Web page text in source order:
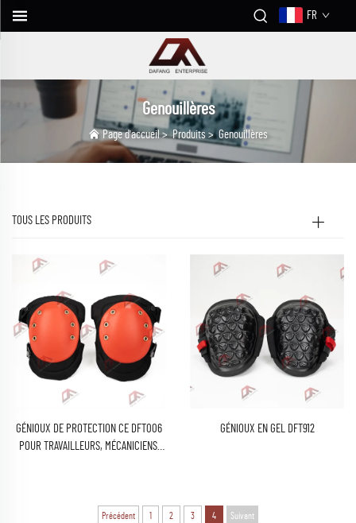
FR
Genouillères
Page d'accueil>Produits >Genouillères
TOUS LES PRODUITS
GÉNIOUX DE PROTECTION CE DFT006
POUR TRAVAILLEURS, MÉCANICIENS,
RÉSISTANTS, RÉGLABLES
GÉNIOUX EN GEL DFT912
Précédent 1 2 3 4 Suivant